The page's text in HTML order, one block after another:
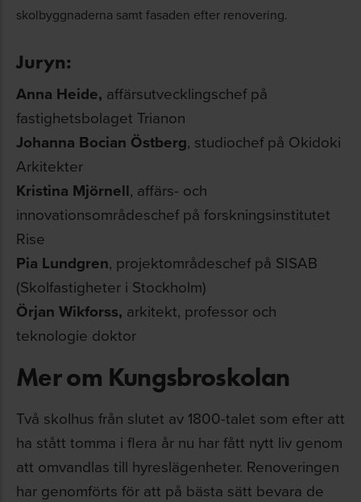
skolbyggnaderna samt fasaden efter renovering.
Juryn:
Anna Heide, affärsutvecklingschef på
fastighetsbolaget Trianon
Johanna Bocian Östberg, studiochef på Okidoki
Arkitekter
Kristina Mjörnell, affärs- och
innovationsområdeschef på forskningsinstitutet
Rise
Pia Lundgren, projektområdeschef på SISAB
(Skolfastigheter i Stockholm)
Örjan Wikforss, arkitekt, professor och
teknologie doktor
Mer om Kungsbroskolan
Två skolhus från slutet av 1800-talet som efter att
ha stått tomma i flera år nu har fått nytt liv genom
att omvandlas till hyreslägenheter. Renoveringen
har genomförts för att på bästa sätt bevara de